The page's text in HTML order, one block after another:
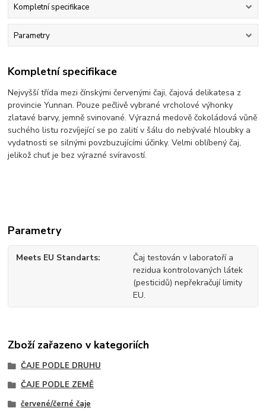
Kompletní specifikace
Parametry
Kompletní specifikace
Nejvyšší třída mezi čínskými červenými čaji, čajová delikatesa z
provincie Yunnan. Pouze pečlivě vybrané vrcholové výhonky
zlatavé barvy, jemně svinované. Výrazná medově čokoládová vůně
suchého listu rozvíjející se po zalití v šálu do nebývalé hloubky a
vydatnosti se silnými povzbuzujícími účinky. Velmi oblíbený čaj,
jelikož chuť je bez výrazné svíravostí.
Parametry
Meets EU Standarts
Čaj testován v laboratoří a
rezidua kontrolovaných látek
(pesticidů) nepřekračují limity
EU.
Zboží zařazeno v kategoriích
ČAJE PODLE DRUHU
ČAJE PODLE ZEMĚ
červené/černé čaje